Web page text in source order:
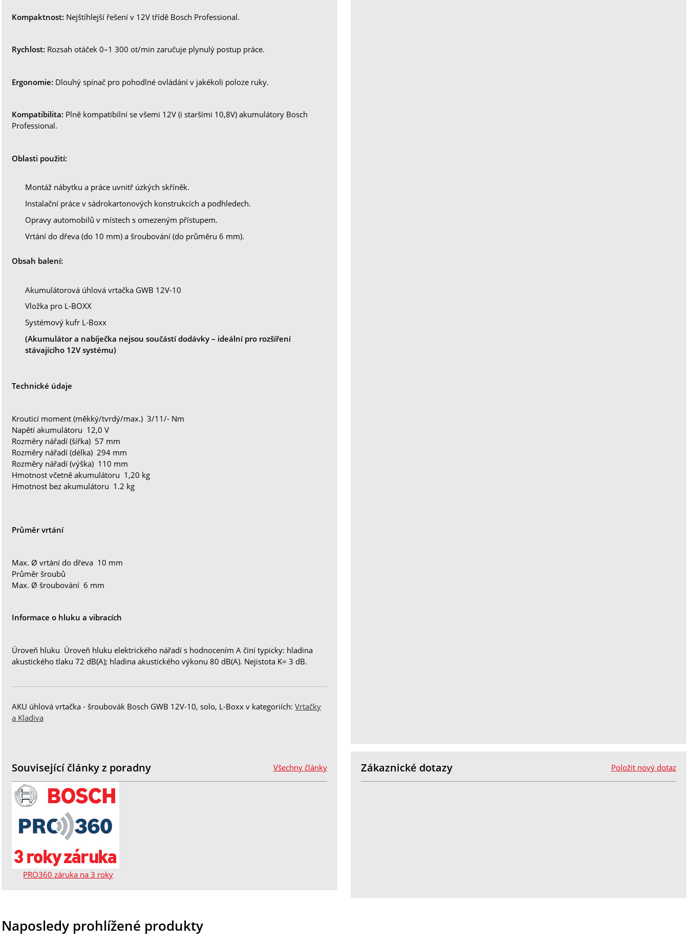
Kompaktnost: Nejštíhlejší řešení v 12V třídě Bosch Professional.
Rychlost: Rozsah otáček 0–1 300 ot/min zaručuje plynulý postup práce.
Ergonomie: Dlouhý spínač pro pohodlné ovládání v jakékoli poloze ruky.
Kompatibilita: Plně kompatibilní se všemi 12V (i staršími 10,8V) akumulátory Bosch
Professional.
Oblasti použití:
Montáž nábytku a práce uvnitř úzkých skříněk.
Instalační práce v sádrokartonových konstrukcích a podhledech.
Opravy automobilů v místech s omezeným přístupem.
Vrtání do dřeva (do 10 mm) a šroubování (do průměru 6 mm).
Obsah balení:
Akumulátorová úhlová vrtačka GWB 12V-10
Vložka pro L-BOXX
Systémový kufr L-Boxx
(Akumulátor a nabíječka nejsou součástí dodávky – ideální pro rozšíření
stávajícího 12V systému)
Technické údaje
Krouticí moment (měkký/tvrdý/max.) 3/11/- Nm
Napětí akumulátoru 12,0 V
Rozměry nářadí (šířka) 57 mm
Rozměry nářadí (délka) 294 mm
Rozměry nářadí (výška) 110 mm
Hmotnost včetně akumulátoru 1,20 kg
Hmotnost bez akumulátoru 1.2 kg
Průměr vrtání
Max. Ø vrtání do dřeva 10 mm
Průměr šroubů
Max. Ø šroubování 6 mm
Informace o hluku a vibracích
Úroveň hluku Úroveň hluku elektrického nářadí s hodnocením A činí typicky: hladina
akustického tlaku 72 dB(A); hladina akustického výkonu 80 dB(A). Nejistota K= 3 dB.
AKU úhlová vrtačka - šroubovák Bosch GWB 12V-10, solo, L-Boxx v kategoriích:Vrtačky
a Kladiva
Všechny články
Související články z poradny
PRO360 záruka na 3 roky
Položit nový dotaz
Zákaznické dotazy
Naposledy prohlížené produkty